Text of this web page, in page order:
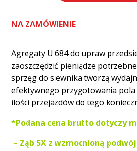
ciężki
4,5m
hydrauliczny
U684
NA ZAMÓWIENIE
Agregaty U 684 do upraw
zaoszczędzić pieniądze
sprzęg do siewnika tworzą
efektywnego przygotowania pola
ilości przejazdów do tego
*Podana cena brutto dotyczy
– Ząb SX z wzmocnioną